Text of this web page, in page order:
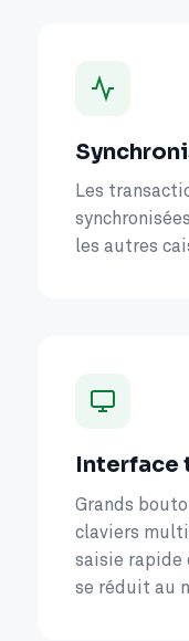
Les
les autres
Grands
claviers
saisie rapide
se réduit au